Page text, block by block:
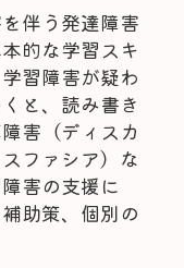
伴う発達障害
的な学習スキ
習障害が疑わ
と、読み書き
害（ディスカ
ファシア）な
害の支援に
助策、個別の